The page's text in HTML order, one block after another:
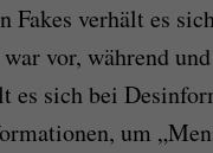
Fakes verhält es
vor, während
es sich bei
um